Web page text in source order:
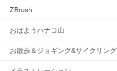
ZBrush
おはようハナコ山
お散歩＆ジョギング&サイクリング